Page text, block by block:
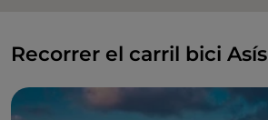
Recorrer el carril bici Asís